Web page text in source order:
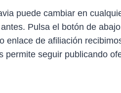
puede cambiar en
Pulsa el botón de
enlace de afiliación
permite seguir publicando